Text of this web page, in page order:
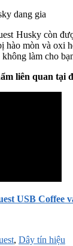
Husky còn
hào mòn và oxi
làm cho
liên quan tại
USB Coffee
, Dây tín hiệu